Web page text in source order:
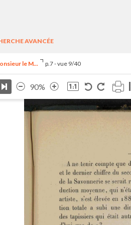
AVANCÉE
le M... p.7 - vue 9/40
90%